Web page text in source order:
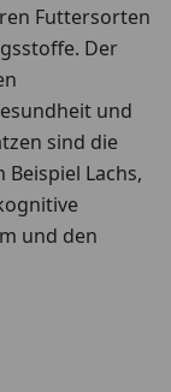
Futtersorten
Der
und
sind die
Lachs,
und den